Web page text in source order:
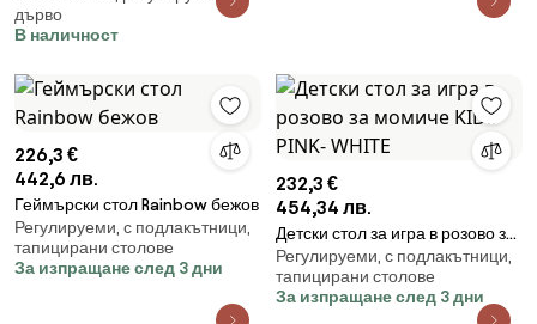
регулируема височина medveď
дърво
В наличност
226,3 €
442,6 лв.
Геймърски стол Rainbow бежов
Регулируеми, с подлакътници,
тапицирани столове
За изпращане след 3 дни
232,3 €
454,34 лв.
Детски стол за игра в розово за
момиче KIDS PINK- WHITE
Регулируеми, с подлакътници,
тапицирани столове
За изпращане след 3 дни